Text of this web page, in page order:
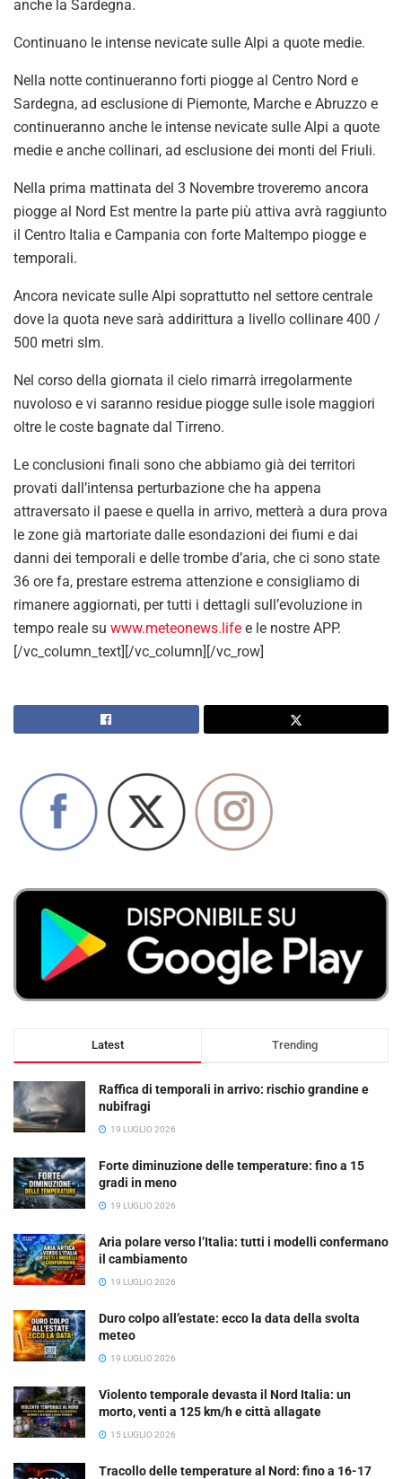
anche la Sardegna.
Continuano le intense nevicate sulle Alpi a quote medie.
Nella notte continueranno forti piogge al Centro Nord e
Sardegna, ad esclusione di Piemonte, Marche e Abruzzo e
continueranno anche le intense nevicate sulle Alpi a quote
medie e anche collinari, ad esclusione dei monti del Friuli.
Nella prima mattinata del 3 Novembre troveremo ancora
piogge al Nord Est mentre la parte più attiva avrà raggiunto
il Centro Italia e Campania con forte Maltempo piogge e
temporali.
Ancora nevicate sulle Alpi soprattutto nel settore centrale
dove la quota neve sarà addirittura a livello collinare 400 /
500 metri slm.
Nel corso della giornata il cielo rimarrà irregolarmente
nuvoloso e vi saranno residue piogge sulle isole maggiori
oltre le coste bagnate dal Tirreno.
Le conclusioni finali sono che abbiamo già dei territori
provati dall’intensa perturbazione che ha appena
attraversato il paese e quella in arrivo, metterà a dura prova
le zone già martoriate dalle esondazioni dei fiumi e dai
danni dei temporali e delle trombe d’aria, che ci sono state
36 ore fa, prestare estrema attenzione e consigliamo di
rimanere aggiornati, per tutti i dettagli sull’evoluzione in
tempo reale su www.meteonews.life e le nostre APP.
[/vc_column_text][/vc_column][/vc_row]
Latest Trending
Raffica di temporali in arrivo: rischio grandine e
nubifragi
19 LUGLIO 2026
Forte diminuzione delle temperature: fino a 15
gradi in meno
19 LUGLIO 2026
Aria polare verso l’Italia: tutti i modelli confermano
il cambiamento
19 LUGLIO 2026
Duro colpo all’estate: ecco la data della svolta
meteo
19 LUGLIO 2026
Violento temporale devasta il Nord Italia: un
morto, venti a 125 km/h e città allagate
15 LUGLIO 2026
Tracollo delle temperature al Nord: fino a 16-17